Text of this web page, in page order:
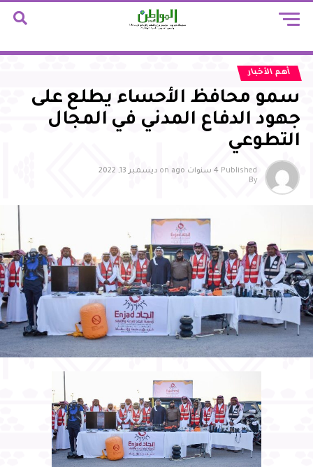
أهم الأخبار
سمو محافظ الأحساء يطلع على
جهود الدفاع المدني في المجال
التطوعي
Published 4 سنوات ago on ديسمبر 13, 2022
By